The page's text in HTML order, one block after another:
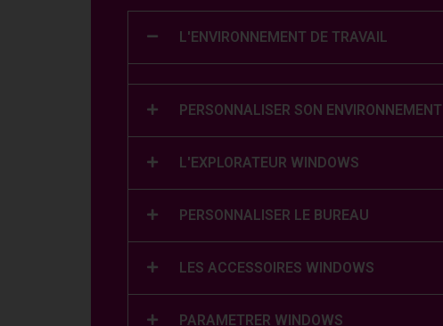
L'ENVIRONNEMENT DE TRAVAIL
PERSONNALISER SON ENVIRONNEMENT
L'EXPLORATEUR WINDOWS
PERSONNALISER LE BUREAU
LES ACCESSOIRES WINDOWS
PARAMETRER WINDOWS